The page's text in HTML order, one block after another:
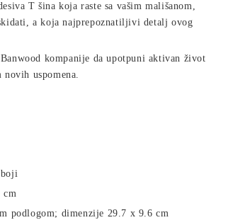
T šina koja raste sa vašim mališanom,
a koja najprepoznatiljivi detalj ovog
kompanije da upotpuni aktivan život
novih uspomena.
boji
cm
podlogom; dimenzije 29.7 x 9.6 cm